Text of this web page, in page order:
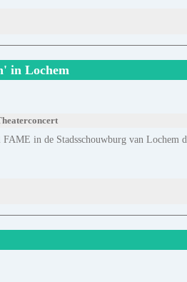
in Lochem
in de Stadsschouwburg van Lochem